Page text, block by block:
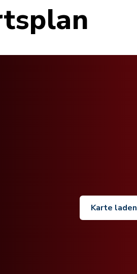
Karte laden